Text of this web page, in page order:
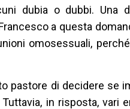
dubia o dubbi. Una
a questa
omosessuali,
pastore di decidere se
Tuttavia, in risposta, vari